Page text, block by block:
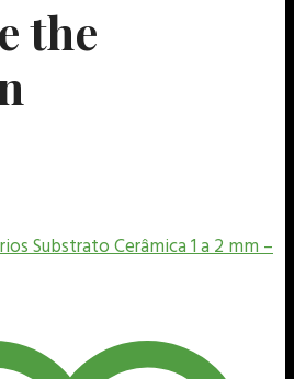
the
Substrato Cerâmica 1 a 2 mm –